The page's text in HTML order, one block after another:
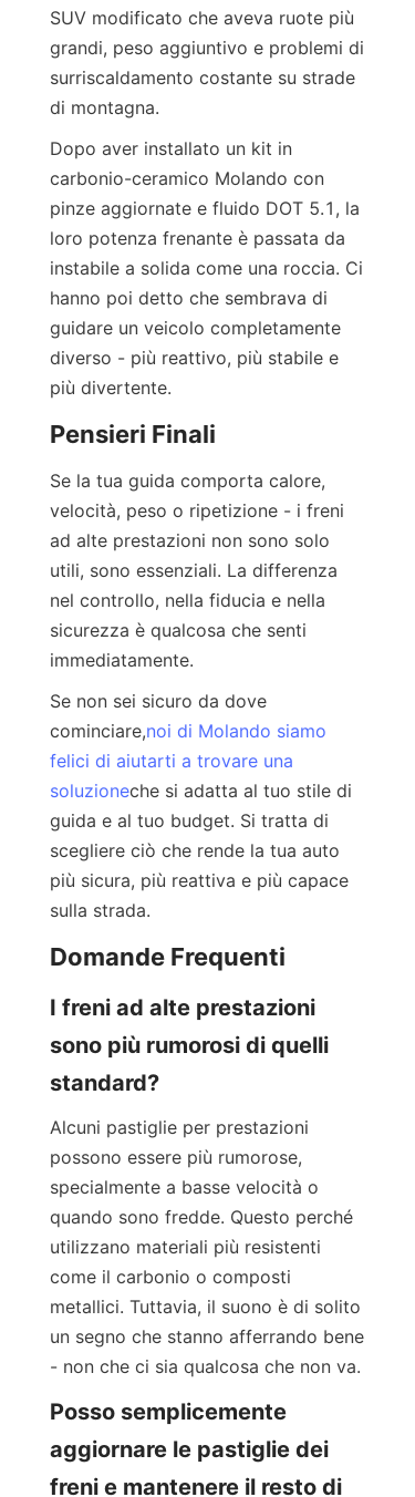
SUV modificato che aveva ruote più
grandi, peso aggiuntivo e problemi di
surriscaldamento costante su strade
di montagna.
Dopo aver installato un kit in
carbonio-ceramico Molando con
pinze aggiornate e fluido DOT 5.1, la
loro potenza frenante è passata da
instabile a solida come una roccia. Ci
hanno poi detto che sembrava di
guidare un veicolo completamente
diverso - più reattivo, più stabile e
più divertente.
Pensieri Finali
Se la tua guida comporta calore,
velocità, peso o ripetizione - i freni
ad alte prestazioni non sono solo
utili, sono essenziali. La differenza
nel controllo, nella fiducia e nella
sicurezza è qualcosa che senti
immediatamente.
Se non sei sicuro da dove
cominciare,noi di Molando siamo
felici di aiutarti a trovare una
soluzioneche si adatta al tuo stile di
guida e al tuo budget. Si tratta di
scegliere ciò che rende la tua auto
più sicura, più reattiva e più capace
sulla strada.
Domande Frequenti
I freni ad alte prestazioni
sono più rumorosi di quelli
standard?
Alcuni pastiglie per prestazioni
possono essere più rumorose,
specialmente a basse velocità o
quando sono fredde. Questo perché
utilizzano materiali più resistenti
come il carbonio o composti
metallici. Tuttavia, il suono è di solito
un segno che stanno afferrando bene
- non che ci sia qualcosa che non va.
Posso semplicemente
aggiornare le pastiglie dei
freni e mantenere il resto di